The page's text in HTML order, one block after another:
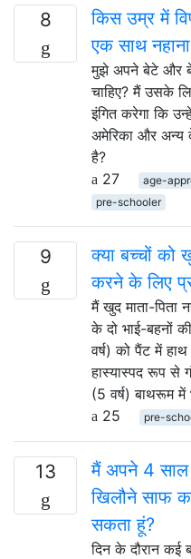
8
किस उम्र में
एक साथ
मुझे अपने बेटे और
चाहिए? मैं उसके
इंगित करेगा कि
अमेरिका और
है?
27
age-
pre-schooler
9
क्या बच्चों को
करने के लिए
मैं खुद माता-पिता
के दो भाई-बहनों
वर्ष) को पैंट में
हास्यास्पद रूप से
(5 वर्ष) बाथरूम में
25
pre-
13
मैं अपने 4 साल
खिलौने साफ
सकता हूं?
दिन के दौरान